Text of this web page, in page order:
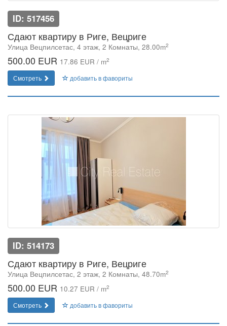
ID: 517456
Сдают квартиру в Риге, Вецриге
Улица Вецпилсетас, 4 этаж, 2 Комнаты, 28.00m2
500.00 EUR 17.86 EUR / m2
Смотреть добавить в фавориты
ID: 514173
Сдают квартиру в Риге, Вецриге
Улица Вецпилсетас, 2 этаж, 2 Комнаты, 48.70m2
500.00 EUR 10.27 EUR / m2
Смотреть добавить в фавориты